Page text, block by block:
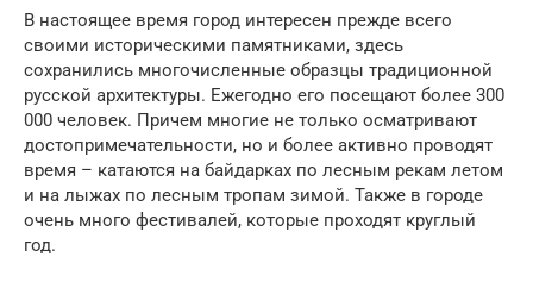
В настоящее время город интересен прежде всего
своими историческими памятниками, здесь
сохранились многочисленные образцы традиционной
русской архитектуры. Ежегодно его посещают более 300
000 человек. Причем многие не только осматривают
достопримечательности, но и более активно проводят
время – катаются на байдарках по лесным рекам летом
и на лыжах по лесным тропам зимой. Также в городе
очень много фестивалей, которые проходят круглый
год.